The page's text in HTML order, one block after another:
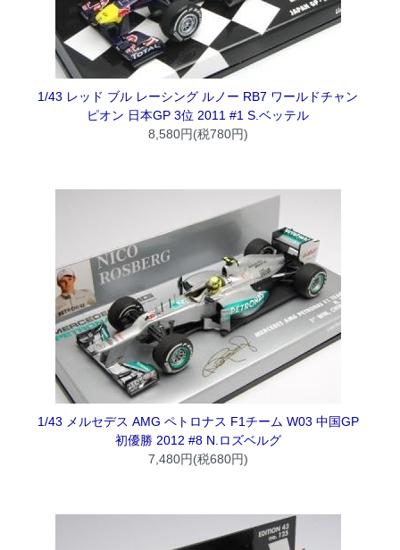
1/43 レッド ブル レーシング ルノー RB7 ワールドチャン
ピオン 日本GP 3位 2011 #1 S.ベッテル
8,580円(税780円)
1/43 メルセデス AMG ペトロナス F1チーム W03 中国GP
初優勝 2012 #8 N.ロズベルグ
7,480円(税680円)